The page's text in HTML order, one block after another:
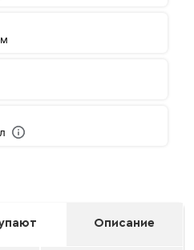
Описание